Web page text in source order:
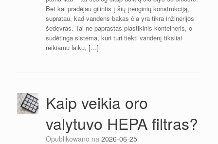
Bet kai pradėjau gilintis į šių įrenginių konstrukciją,
supratau, kad vandens bakas čia yra tikra inžinerijos
šedevras. Tai ne paprastas plastikinis konteineris, o
sudėtinga sistema, kuri turi tiekti vandenį tiksliai
reikiamu laiku, […]
Kaip veikia oro
valytuvo HEPA filtras?
Opublikowano na 2026-06-25